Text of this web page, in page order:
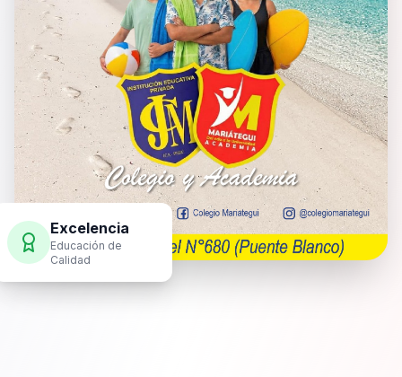
Excelencia
Educación de
Calidad